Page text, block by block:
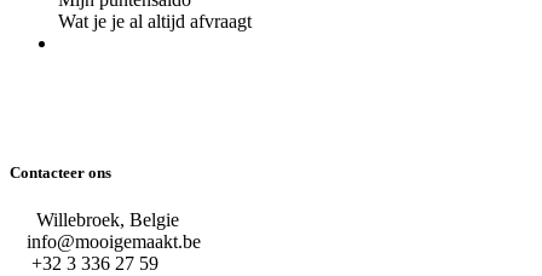
Wat je je al altijd afvraagt
Contacteer ons
Willebroek, Belgie
info@mooigemaakt.be
+32 3 336 27 59